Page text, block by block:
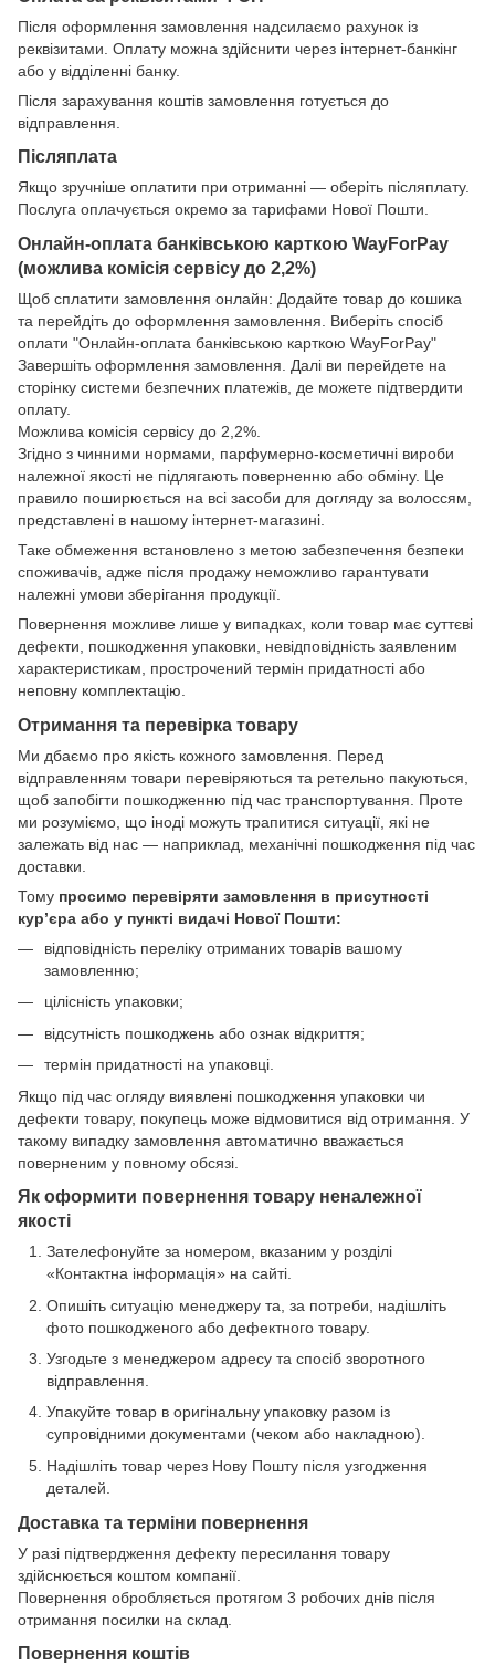
Після оформлення замовлення надсилаємо рахунок із
реквізитами. Оплату можна здійснити через інтернет-банкінг
або у відділенні банку.
Після зарахування коштів замовлення готується до
відправлення.
Післяплата
Якщо зручніше оплатити при отриманні — оберіть післяплату.
Послуга оплачується окремо за тарифами Нової Пошти.
Онлайн-оплата банківською карткою WayForPay
(можлива комісія сервісу до 2,2%)
Щоб сплатити замовлення онлайн: Додайте товар до кошика
та перейдіть до оформлення замовлення. Виберіть спосіб
оплати "Онлайн-оплата банківською карткою WayForPay"
Завершіть оформлення замовлення. Далі ви перейдете на
сторінку системи безпечних платежів, де можете підтвердити
оплату.
Можлива комісія сервісу до 2,2%.
Згідно з чинними нормами, парфумерно-косметичні вироби
належної якості не підлягають поверненню або обміну. Це
правило поширюється на всі засоби для догляду за волоссям,
представлені в нашому інтернет-магазині.
Таке обмеження встановлено з метою забезпечення безпеки
споживачів, адже після продажу неможливо гарантувати
належні умови зберігання продукції.
Повернення можливе лише у випадках, коли товар має суттєві
дефекти, пошкодження упаковки, невідповідність заявленим
характеристикам, прострочений термін придатності або
неповну комплектацію.
Отримання та перевірка товару
Ми дбаємо про якість кожного замовлення. Перед
відправленням товари перевіряються та ретельно пакуються,
щоб запобігти пошкодженню під час транспортування. Проте
ми розуміємо, що іноді можуть трапитися ситуації, які не
залежать від нас — наприклад, механічні пошкодження під час
доставки.
Тому просимо перевіряти замовлення в присутності
кур’єра або у пункті видачі Нової Пошти:
відповідність переліку отриманих товарів вашому
замовленню;
цілісність упаковки;
відсутність пошкоджень або ознак відкриття;
термін придатності на упаковці.
Якщо під час огляду виявлені пошкодження упаковки чи
дефекти товару, покупець може відмовитися від отримання. У
такому випадку замовлення автоматично вважається
поверненим у повному обсязі.
Як оформити повернення товару неналежної
якості
Зателефонуйте за номером, вказаним у розділі
«Контактна інформація» на сайті.
Опишіть ситуацію менеджеру та, за потреби, надішліть
фото пошкодженого або дефектного товару.
Узгодьте з менеджером адресу та спосіб зворотного
відправлення.
Упакуйте товар в оригінальну упаковку разом із
супровідними документами (чеком або накладною).
Надішліть товар через Нову Пошту після узгодження
деталей.
Доставка та терміни повернення
У разі підтвердження дефекту пересилання товару
здійснюється коштом компанії.
Повернення обробляється протягом 3 робочих днів після
отримання посилки на склад.
Повернення коштів